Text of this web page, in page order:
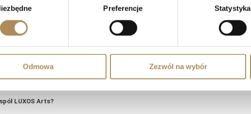
Preferencje Statystyka
Odmowa Zezwól na wybór
zamówienie lub poprosić o wyszukanie konkretnego przedmiotu?
LUXOS Arts są autentyczne i wartościowe?
certyfikat autentyczności?
Selection”?
LUXOS Arts?